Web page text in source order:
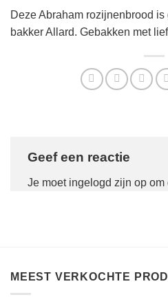
Deze Abraham rozijnenbrood
bakker Allard. Gebakken met
Geef een reactie
Je moet ingelogd zijn op om
MEEST VERKOCHTE